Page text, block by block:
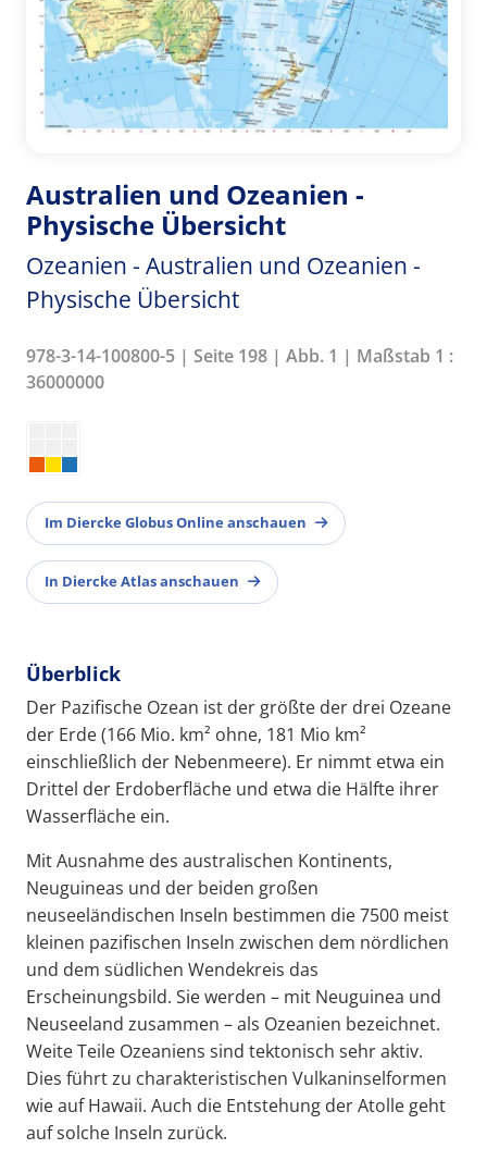
Australien und Ozeanien -
Physische Übersicht
Ozeanien - Australien und Ozeanien -
Physische Übersicht
978-3-14-100800-5 | Seite 198 | Abb. 1 | Maßstab 1 :
36000000
Im Diercke Globus Online anschauen
In Diercke Atlas anschauen
Überblick
Der Pazifische Ozean ist der größte der drei Ozeane
der Erde (166 Mio. km² ohne, 181 Mio km²
einschließlich der Nebenmeere). Er nimmt etwa ein
Drittel der Erdoberfläche und etwa die Hälfte ihrer
Wasserfläche ein.
Mit Ausnahme des australischen Kontinents,
Neuguineas und der beiden großen
neuseeländischen Inseln bestimmen die 7500 meist
kleinen pazifischen Inseln zwischen dem nördlichen
und dem südlichen Wendekreis das
Erscheinungsbild. Sie werden – mit Neuguinea und
Neuseeland zusammen – als Ozeanien bezeichnet.
Weite Teile Ozeaniens sind tektonisch sehr aktiv.
Dies führt zu charakteristischen Vulkaninselformen
wie auf Hawaii. Auch die Entstehung der Atolle geht
auf solche Inseln zurück.